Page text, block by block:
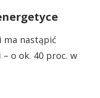
ma nastąpić
o ok. 40 proc. w